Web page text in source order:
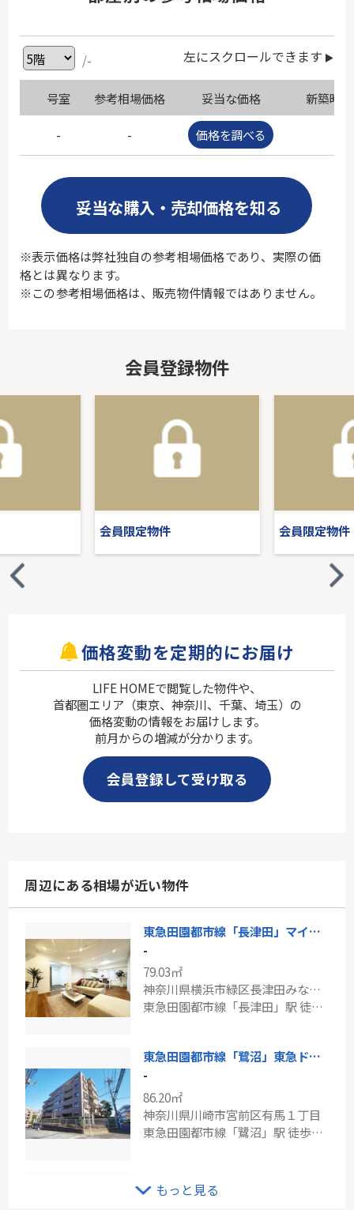
/- 左にスクロールできます
号室 参考相場価格 妥当な価格 新築時
- - 価格を調べる
妥当な購入・売却価格を知る
※表示価格は弊社独自の参考相場価格であり、実際の価
格とは異なります。
※この参考相場価格は、販売物件情報ではありません。
会員登録物件
会員限定物件 会員限定物件
価格変動を定期的にお届け
LIFE HOMEで閲覧した物件や、
首都圏エリア（東京、神奈川、千葉、埼玉）の
価格変動の情報をお届けします。
前月からの増減が分かります。
会員登録して受け取る
周辺にある相場が近い物件
東急田園都市線「長津田」マイキャッスル長津田
-
79.03㎡
神奈川県横浜市緑区長津田みなみ台１丁目
東急田園都市線「長津田」駅 徒歩9分
東急田園都市線「鷺沼」東急ドエルアルス鷺沼弐番館
-
86.20㎡
神奈川県川崎市宮前区有馬１丁目
東急田園都市線「鷺沼」駅 徒歩8分
-
もっと見る